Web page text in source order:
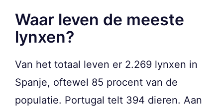
Waar leven de meeste
lynxen?
Van het totaal leven er 2.269 lynxen in
Spanje, oftewel 85 procent van de
populatie. Portugal telt 394 dieren. Aan